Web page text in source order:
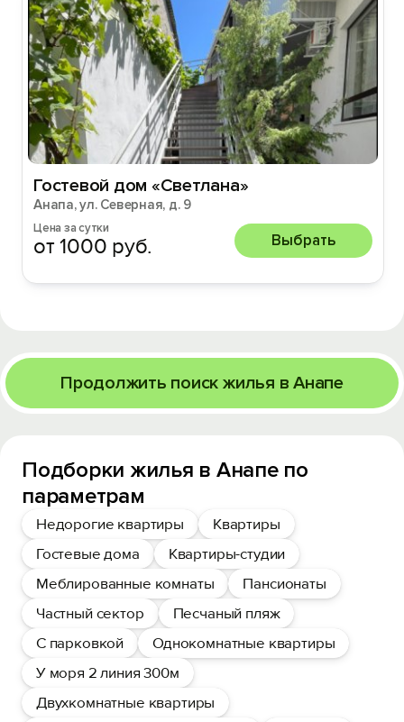
Гостевой дом «Светлана»
Анапа, ул. Северная, д. 9
Цена за сутки
от 1000 руб. Выбрать
Продолжить поиск жилья в Анапе
Подборки жилья в Анапе по
параметрам
Недорогие квартиры
Квартиры
Гостевые дома
Квартиры-студии
Меблированные комнаты
Пансионаты
Частный сектор
Песчаный пляж
С парковкой
Однокомнатные квартиры
У моря 2 линия 300м
Двухкомнатные квартиры